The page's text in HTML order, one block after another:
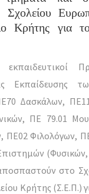
Κρήτης για
Εκπαίδευσης
Δασκάλων,
ΠΕ 79.01
ΠΕ02 Φιλολόγων,
στο
Κρήτης (Σ.Ε.Π.)